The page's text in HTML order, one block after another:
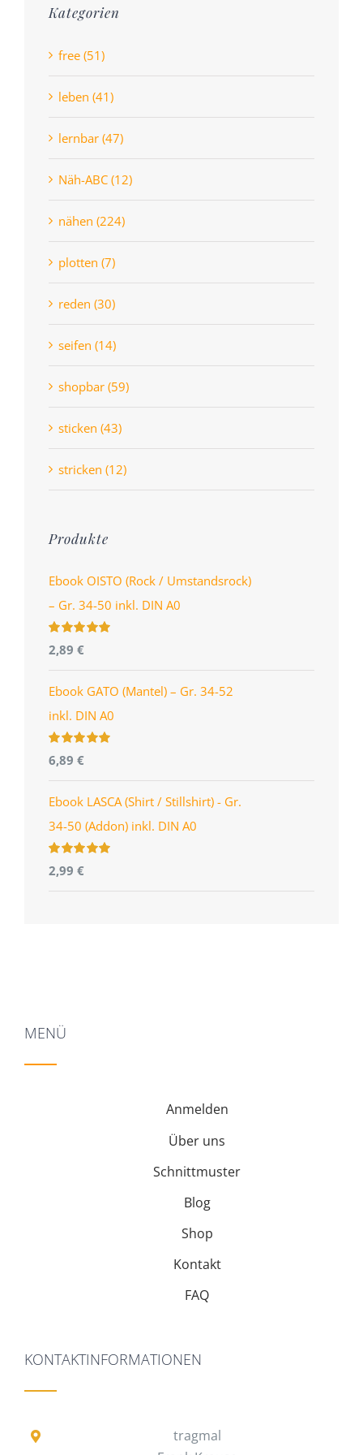
Kategorien
free (51)
leben (41)
lernbar (47)
Näh-ABC (12)
nähen (224)
plotten (7)
reden (30)
seifen (14)
shopbar (59)
sticken (43)
stricken (12)
Produkte
Ebook OISTO (Rock / Umstandsrock)
– Gr. 34-50 inkl. DIN A0
Bewertet
mit 4.96
5
2,89 €
Ebook GATO (Mantel) – Gr. 34-52
inkl. DIN A0
Bewertet
mit 5.00
5
6,89 €
Ebook LASCA (Shirt / Stillshirt) - Gr.
34-50 (Addon) inkl. DIN A0
Bewertet
mit 5.00
5
2,99 €
MENÜ
Anmelden
Über uns
Schnittmuster
Blog
Shop
Kontakt
FAQ
KONTAKTINFORMATIONEN
tragmal